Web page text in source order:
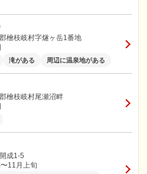
檜枝岐村字燧ヶ岳1番地
滝がある 周辺に温泉地がある
檜枝岐村尾瀬沼畔
成1-5
11月上旬